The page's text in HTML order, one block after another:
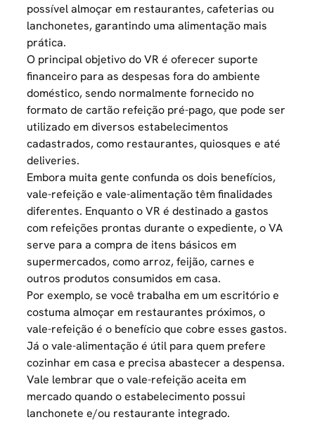
possível almoçar em restaurantes, cafeterias ou
lanchonetes, garantindo uma alimentação mais
prática.
O principal objetivo do VR é oferecer suporte
financeiro para as despesas fora do ambiente
doméstico, sendo normalmente fornecido no
formato decartão refeição pré-pago, que pode ser
utilizado em diversos estabelecimentos
cadastrados, como restaurantes, quiosques e até
deliveries.
Embora muita gente confunda os dois benefícios,
vale-refeição e vale-alimentação têm finalidades
diferentes. Enquanto o VR é destinado a gastos
com refeições prontas durante o expediente, o VA
serve para a compra de itens básicos em
supermercados, como arroz, feijão, carnes e
outros produtos consumidos em casa.
Por exemplo, se você trabalha em um escritório e
costuma almoçar em restaurantes próximos, o
vale-refeição é o benefício que cobre esses gastos.
Já o vale-alimentação é útil para quem prefere
cozinhar em casa e precisa abastecer a despensa.
Vale lembrar que ovale-refeição aceita em
mercadoquando o estabelecimento possui
lanchonete e/ou restaurante integrado.